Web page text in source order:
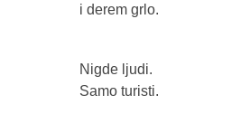
i derem grlo.
Nigde ljudi.
Samo turisti.